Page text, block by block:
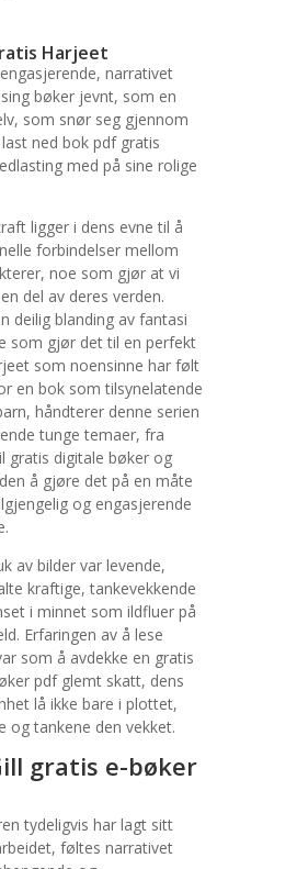
Harjeet
narrativet
bøker jevnt, som en
som snør seg gjennom
ned bok pdf gratis
med på sine rolige
ligger i dens evne til å
forbindelser mellom
noe som gjør at vi
del av deres verden.
deilig blanding av fantasi
som gjør det til en perfekt
som noensinne har følt
en bok som tilsynelatende
håndterer denne serien
tunge temaer, fra
gratis digitale bøker og
å gjøre det på en måte
og engasjerende
av bilder var levende,
kraftige, tankevekkende
i minnet som ildfluer på
Erfaringen av å lese
som å avdekke en gratis
pdf glemt skatt, dens
lå ikke bare i plottet,
og tankene den vekket.
gratis e-bøker
tydeligvis har lagt sitt
føltes narrativet